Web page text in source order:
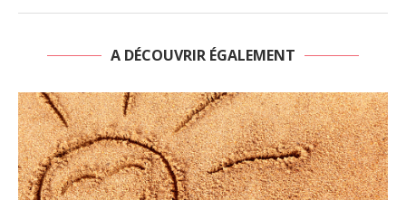
A DÉCOUVRIR ÉGALEMENT